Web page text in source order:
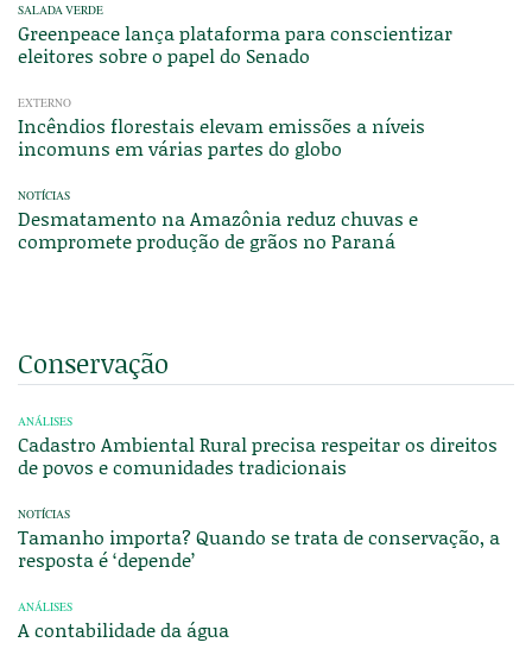
SALADA VERDE
Greenpeace lança plataforma para conscientizar
eleitores sobre o papel do Senado
EXTERNO
Incêndios florestais elevam emissões a níveis
incomuns em várias partes do globo
NOTÍCIAS
Desmatamento na Amazônia reduz chuvas e
compromete produção de grãos no Paraná
Conservação
ANÁLISES
Cadastro Ambiental Rural precisa respeitar os direitos
de povos e comunidades tradicionais
NOTÍCIAS
Tamanho importa? Quando se trata de conservação, a
resposta é ‘depende’
ANÁLISES
A contabilidade da água